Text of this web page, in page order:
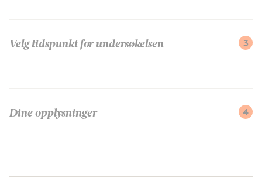
3
Velg tidspunkt for undersøkelsen
4
Dine opplysninger